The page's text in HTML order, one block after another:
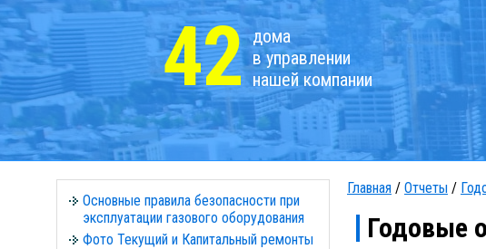
42 дома
в управлении
нашей компании
Основные правила безопасности при
эксплуатации газового оборудования
Фото Текущий и Капитальный ремонты
Главная / Отчеты /
Годовые